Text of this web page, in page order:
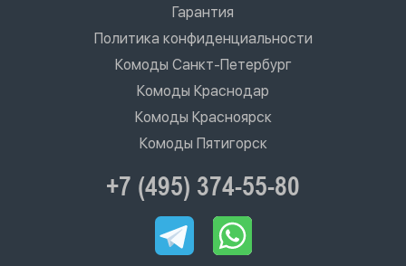
Гарантия
Политика конфиденциальности
Комоды Санкт-Петербург
Комоды Краснодар
Комоды Красноярск
Комоды Пятигорск
+7 (495) 374-55-80